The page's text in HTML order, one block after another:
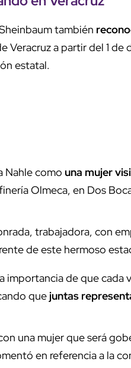
también
Veracruz a partir del 1
estatal.
Nahle como una mujer
Olmeca, en Dos
trabajadora, con
de este hermoso
importancia de que cada
quejuntas
una mujer que será
en referencia a la